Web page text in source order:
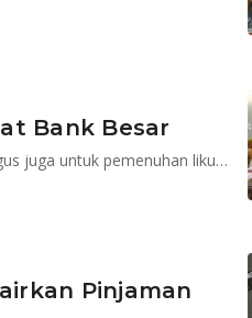
Bank Besar
Bagi bank, reksa dana bisa menjadi instrumen investasi sekaligus juga untuk pemenuhan likuiditas
Pinjaman